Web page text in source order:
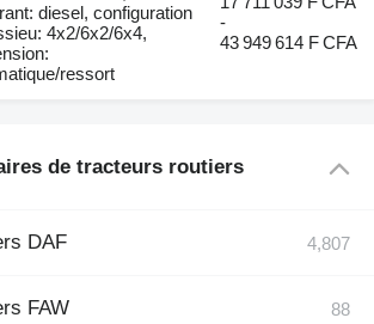
diesel, configuration
4x2/6x2/6x4,
ressort
-
43 949 614 F CFA
de tracteurs routiers
DAF
FAW